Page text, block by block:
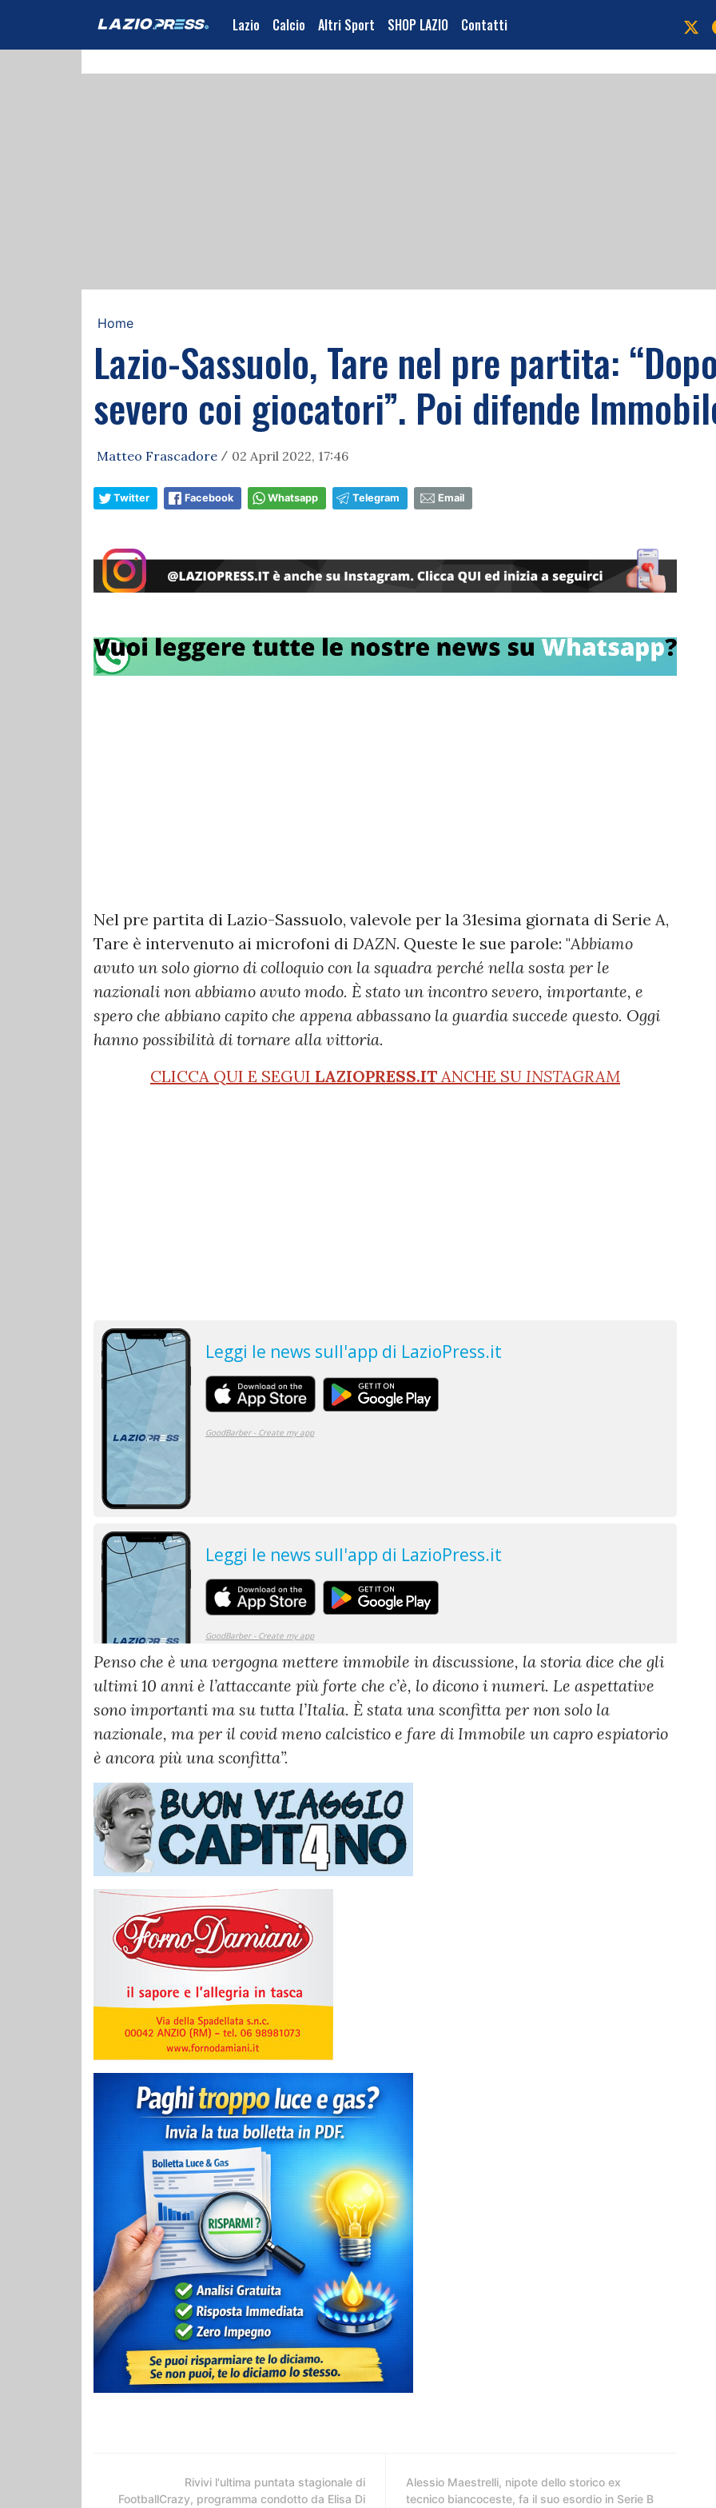
Lazio Calcio Altri Sport SHOP LAZIO Contatti
Home
Lazio-Sassuolo, Tare nel pre partita:
severo coi giocatori”. Poi difende
Matteo Frascadore / 02 April 2022, 17:46
Twitter Facebook Whatsapp Telegram Email
Nel pre partita di Lazio-Sassuolo, valevole per la 31esima giornata di Serie A,
Tare è intervenuto ai microfoni di DAZN. Queste le sue parole: "Abbiamo
avuto un solo giorno di colloquio con la squadra perché nella sosta per le
nazionali non abbiamo avuto modo. È stato un incontro severo, importante, e
spero che abbiano capito che appena abbassano la guardia succede questo. Oggi
hanno possibilità di tornare alla vittoria.
CLICCA QUI E SEGUI LAZIOPRESS.IT ANCHE SU INSTAGRAM
Penso che è una vergogna mettere immobile in discussione, la storia dice che gli
ultimi 10 anni è l’attaccante più forte che c’è, lo dicono i numeri. Le aspettative
sono importanti ma su tutta l’Italia. È stata una sconfitta per non solo la
nazionale, ma per il covid meno calcistico e fare di Immobile un capro espiatorio
è ancora più una sconfitta”.
Rivivi l'ultima puntata stagionale di
FootballCrazy, programma condotto da Elisa Di
Alessio Maestrelli, nipote dello storico ex
tecnico biancoceste, fa il suo esordio in Serie B